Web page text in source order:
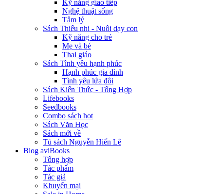
Kỹ năng giao tiếp
Nghệ thuật sống
Tâm lý
Sách Thiếu nhi - Nuôi dạy con
Kỹ năng cho trẻ
Mẹ và bé
Thai giáo
Sách Tình yêu hạnh phúc
Hạnh phúc gia đình
Tình yêu lứa đôi
Sách Kiến Thức - Tổng Hợp
Lifebooks
Seedbooks
Combo sách hot
Sách Văn Học
Sách mới về
Tủ sách Nguyễn Hiến Lê
Blog aviBooks
Tổng hợp
Tác phẩm
Tác giả
Khuyến mại